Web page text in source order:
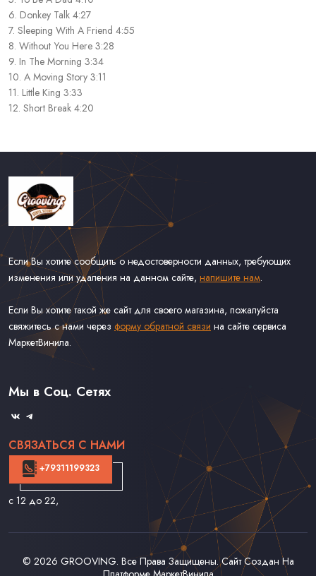
6. Donkey Talk 4:27
7. Sleeping With A Friend 4:55
8. Without You Here 3:28
9. In The Morning 3:34
10. A Moving Story 3:11
11. Little King 3:33
12. Short Break 4:20
Если Вы хотите сообщить о недостоверности данных, требующих
изменения или удаления на данном сайте, напишите нам.
Если Вы хотите такой же сайт для своего магазина, пожалуйста
свяжитесь с нами через форму обратной связи на сайте сервиса
МаркетВинила.
Связаться С Нами
Оферта
Мы в Соц. Сетях
СВЯЗАТЬСЯ С НАМИ
+79311199323
с 12 до 22,
© 2026 GROOVING. Все Права Защищены. Сайт Создан На